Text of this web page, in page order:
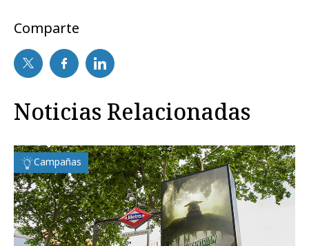
Comparte
Noticias Relacionadas
Campañas